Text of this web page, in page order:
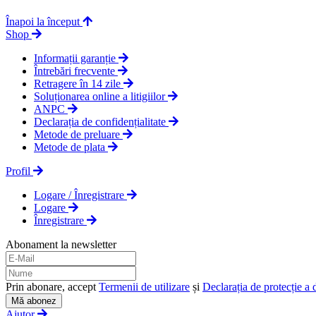
Înapoi la început
Shop
Informații garanție
Întrebări frecvente
Retragere în 14 zile
Soluționarea online a litigiilor
ANPC
Declarația de confidențialitate
Metode de preluare
Metode de plata
Profil
Logare / Înregistrare
Logare
Înregistrare
Abonament la newsletter
Prin abonare, accept Termenii de utilizare și Declarația de protecție a
Mă abonez